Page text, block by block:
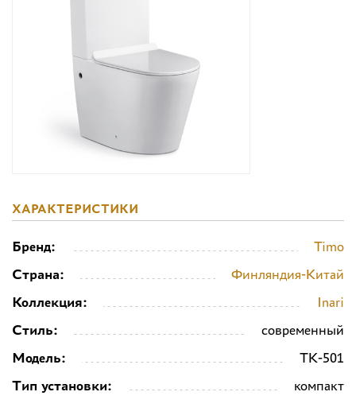
ХАРАКТЕРИСТИКИ
Бренд:
Timo
Страна:
Финляндия-Китай
Коллекция:
Inari
Стиль:
современный
Модель:
ТК-501
Тип установки:
компакт